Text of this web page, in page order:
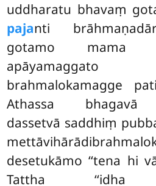
uddharatu bhavaṃ
pajanti
gotamo mama
brahmalokamagge
Athassa bhagavā
dassetvā saddhiṃ
desetukāmo ‘‘tena hi
Tattha ‘‘idha